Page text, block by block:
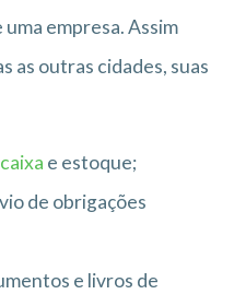
empresa. Assim
as outras cidades, suas
e estoque;
de obrigações
e livros de